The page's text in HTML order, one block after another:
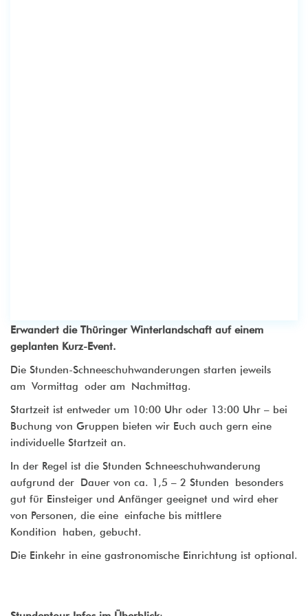
Erwandert die Thüringer Winterlandschaft auf einem
geplanten Kurz-Event.
Die Stunden-Schneeschuhwanderungen starten jeweils
am Vormittag oder am Nachmittag.
Startzeit ist entweder um 10:00 Uhr oder 13:00 Uhr – bei
Buchung von Gruppen bieten wir Euch auch gern eine
individuelle Startzeit an.
In der Regel ist die Stunden Schneeschuhwanderung
aufgrund der Dauer von ca. 1,5 – 2 Stunden besonders
gut für Einsteiger und Anfänger geeignet und wird eher
von Personen, die eine einfache bis mittlere
Kondition haben, gebucht.
Die Einkehr in eine gastronomische Einrichtung ist optional.
Stundentour Infos im Überblick: